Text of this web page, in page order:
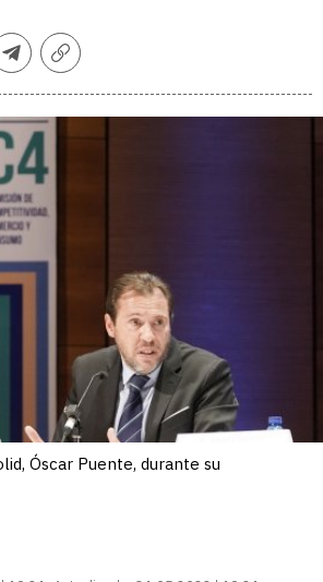
TelegramCopiar
Óscar Puente, durante su